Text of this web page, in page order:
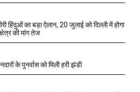
हिंदुओं का बड़ा ऐलान, 20 जुलाई को दिल्ली में होगा
की मांग तेज
के पुनर्वास को मिली हरी झंडी